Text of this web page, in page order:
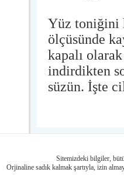
Yüz toniğini
ölçüsünde
kapalı
indirdikten
süzün. İşte
Sitemizdeki bilgiler,
Orjinaline sadık kalmak şartıyla, izin